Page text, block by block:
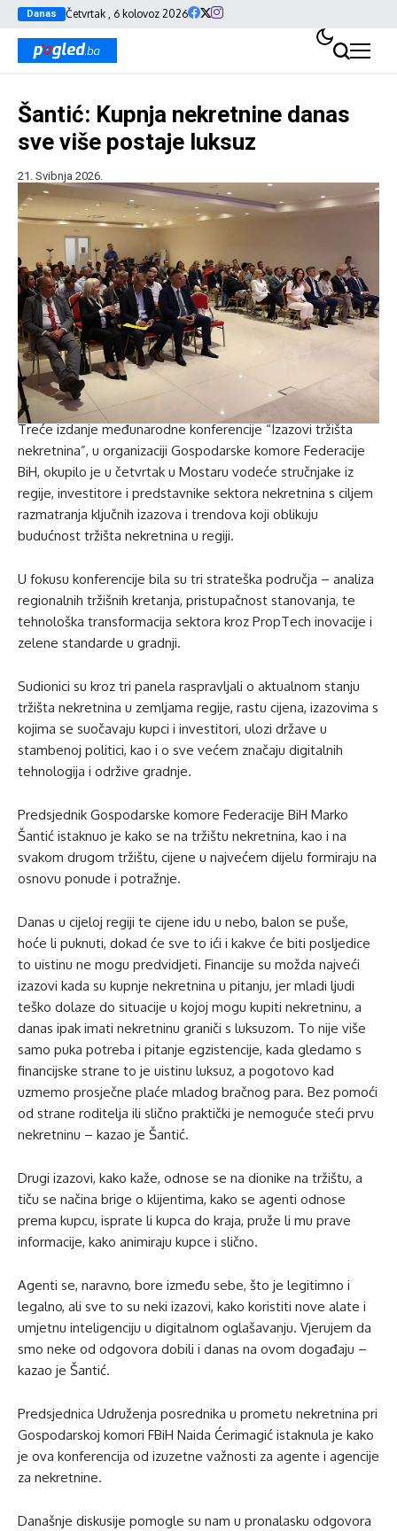
Danas Četvrtak , 6 kolovoz 2026
Šantić: Kupnja nekretnine danas
sve više postaje luksuz
21. Svibnja 2026.
Treće izdanje međunarodne konferencije “Izazovi tržišta
nekretnina”, u organizaciji Gospodarske komore Federacije
BiH, okupilo je u četvrtak u Mostaru vodeće stručnjake iz
regije, investitore i predstavnike sektora nekretnina s ciljem
razmatranja ključnih izazova i trendova koji oblikuju
budućnost tržišta nekretnina u regiji.
U fokusu konferencije bila su tri strateška područja – analiza
regionalnih tržišnih kretanja, pristupačnost stanovanja, te
tehnološka transformacija sektora kroz PropTech inovacije i
zelene standarde u gradnji.
Sudionici su kroz tri panela raspravljali o aktualnom stanju
tržišta nekretnina u zemljama regije, rastu cijena, izazovima s
kojima se suočavaju kupci i investitori, ulozi države u
stambenoj politici, kao i o sve većem značaju digitalnih
tehnologija i održive gradnje.
Predsjednik Gospodarske komore Federacije BiH Marko
Šantić istaknuo je kako se na tržištu nekretnina, kao i na
svakom drugom tržištu, cijene u najvećem dijelu formiraju na
osnovu ponude i potražnje.
Danas u cijeloj regiji te cijene idu u nebo, balon se puše,
hoće li puknuti, dokad će sve to ići i kakve će biti posljedice
to uistinu ne mogu predvidjeti. Financije su možda najveći
izazovi kada su kupnje nekretnina u pitanju, jer mladi ljudi
teško dolaze do situacije u kojoj mogu kupiti nekretninu, a
danas ipak imati nekretninu graniči s luksuzom. To nije više
samo puka potreba i pitanje egzistencije, kada gledamo s
financijske strane to je uistinu luksuz, a pogotovo kad
uzmemo prosječne plaće mladog bračnog para. Bez pomoći
od strane roditelja ili slično praktički je nemoguće steći prvu
nekretninu – kazao je Šantić.
Drugi izazovi, kako kaže, odnose se na dionike na tržištu, a
tiču se načina brige o klijentima, kako se agenti odnose
prema kupcu, isprate li kupca do kraja, pruže li mu prave
informacije, kako animiraju kupce i slično.
Agenti se, naravno, bore između sebe, što je legitimno i
legalno, ali sve to su neki izazovi, kako koristiti nove alate i
umjetnu inteligenciju u digitalnom oglašavanju. Vjerujem da
smo neke od odgovora dobili i danas na ovom događaju –
kazao je Šantić.
Predsjednica Udruženja posrednika u prometu nekretnina pri
Gospodarskoj komori FBiH Naida Ćerimagić istaknula je kako
je ova konferencija od izuzetne važnosti za agente i agencije
za nekretnine.
Današnje diskusije pomogle su nam u pronalasku odgovora